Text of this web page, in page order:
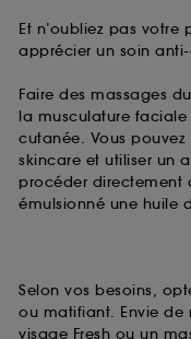
Et n’oubliez pas
apprécier un soin
Faire des massages
la musculature
cutanée. Vous
skincare et utiliser un
procéder directement
émulsionné une huile
Selon vos besoins,
ou matifiant. Envie de
visage Fresh ou un